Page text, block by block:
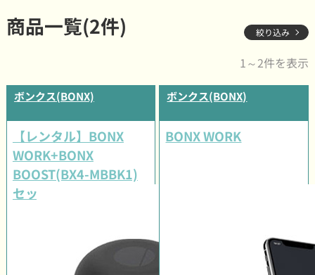
商品一覧(2件) 絞り込み
1～2件を表示
ボンクス(BONX)
【レンタル】BONX
WORK+BONX
BOOST(BX4-MBBK1)
セット
ボンクス(BONX)
BONX WORK